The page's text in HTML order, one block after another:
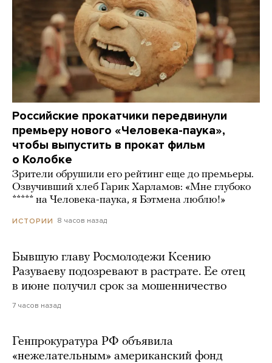
Российские прокатчики передвинули
премьеру нового «Человека-паука»,
чтобы выпустить в прокат фильм
о Колобке
Зрители обрушили его рейтинг еще до премьеры.
Озвучивший хлеб Гарик Харламов: «Мне глубоко
***** на Человека-паука, я Бэтмена люблю!»
ИСТОРИИ 8 часов назад
Бывшую главу Росмолодежи Ксению
Разуваеву подозревают в растрате. Ее отец
в июне получил срок за мошенничество
7 часов назад
Генпрокуратура РФ объявила
«нежелательным» американский фонд